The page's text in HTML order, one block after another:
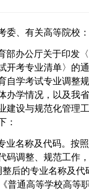
委、有关高等院校：
部办公厅关于印发
开考专业清单〉的
自学考试专业调整
办学情况，以及我
建设与规范化管理
：
业名称及代码。按
码调整、规范工作
整后的专业名称及
《普通高等学校高